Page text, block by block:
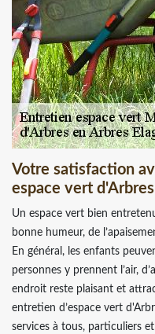
Votre satisfaction
espace vert
Un espace vert bien
bonne humeur, de
En général, les enfants
personnes y prennent l’air,
endroit reste plaisant et
entretien d’espace vert
services à tous, particuliers